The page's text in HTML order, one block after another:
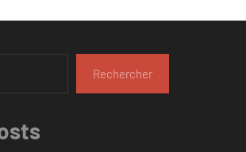
Rechercher